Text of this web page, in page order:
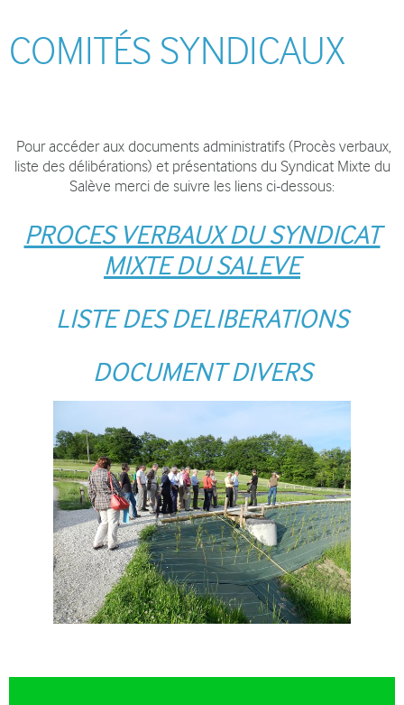
COMITÉS SYNDICAUX
Pour accéder aux documents administratifs (Procès verbaux,
liste des délibérations) et présentations du Syndicat Mixte du
Salève merci de suivre les liens ci-dessous:
PROCES VERBAUX DU SYNDICAT
MIXTE DU SALEVE
LISTE DES DELIBERATIONS
DOCUMENT DIVERS